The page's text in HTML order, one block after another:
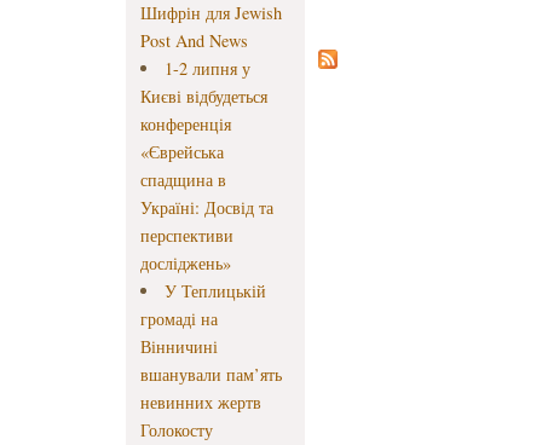
Шифрін для Jewish
Post And News
1-2 липня у
Києві відбудеться
конференція
«Єврейська
спадщина в
Україні: Досвід та
перспективи
досліджень»
У Теплицькій
громаді на
Вінничині
вшанували пам’ять
невинних жертв
Голокосту